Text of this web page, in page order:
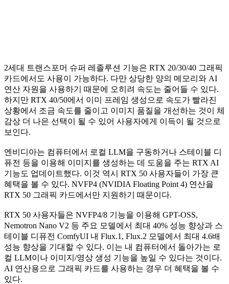
2세대 트랜스포머 슈퍼 레졸루션 기능은 RTX 20/30/40 그래픽
카드에서도 사용이 가능하다. 다만 상당한 양의 메모리와 AI
연산 자원을 사용하기 때문에 오히려 속도는 줄어들 수 있다.
하지만 RTX 40/50에서 이미 프레임 생성으로 속도가 빨라진
상황에서 조금 속도를 줄이고 이미지 품질을 개선하는 것이 체
감상 더 나은 선택이 될 수 있어 사용자에게 이득이 될 것으로
보인다.
엔비디아는 컴퓨터에서 로컬 LLM을 구동하거나 스테이블 디
퓨전 등을 이용해 이미지를 생성하는 데 도움을 주는 RTX AI
기능도 업데이트했다. 이것 역시 RTX 50 사용자들이 가장 큰
혜택을 볼 수 있다. NVFP4 (NVIDIA Floating Point 4) 연산을
RTX 50 그래픽 카드에서만 지원하기 때문이다.
RTX 50 사용자들은 NVFP4/8 기능을 이용해 GPT-OSS,
Nemotron Nano V2 등 주요 모델에서 최대 40% 성능 향상과 스
테이블 디퓨전 ComfyUI 내 Flux.1, Flux.2 모델에서 최대 4.6배
성능 향상을 기대할 수 있다. 이는 내 컴퓨터에서 돌아가는 로
컬 LLM이나 이미지/영상 생성 기능을 높일 수 있다는 것이다.
AI 연산용으로 그래픽 카드를 사용하는 경우 더 혜택을 볼 수
있다.